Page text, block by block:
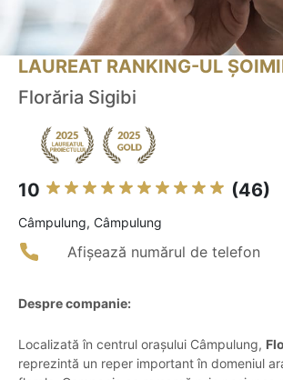
LAUREAT RANKING-UL
Florăria Sigibi
10 (46)
Câmpulung, Câmpulung
Afișează numărul de telefon
Despre companie:
Localizată în centrul orașului Câmpulung,
reprezintă un reper important în domeniul